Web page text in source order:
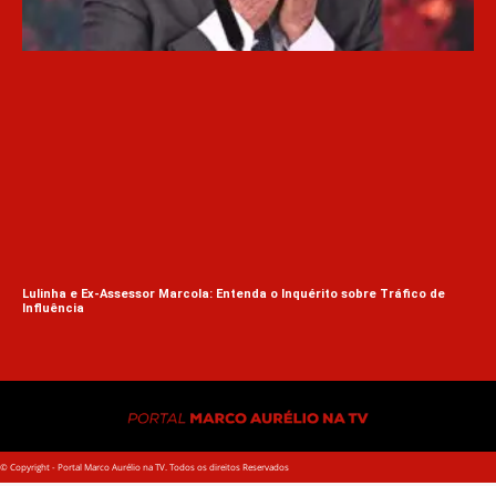
Lulinha e Ex-Assessor Marcola: Entenda o Inquérito sobre Tráfico de
Influência
© Copyright - Portal Marco Aurélio na TV. Todos os direitos Reservados